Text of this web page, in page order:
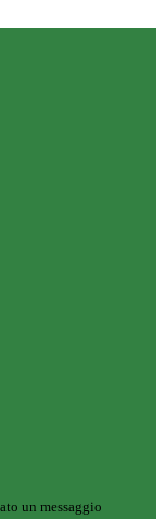
un messaggio